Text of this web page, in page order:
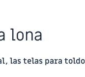
lona
las telas para